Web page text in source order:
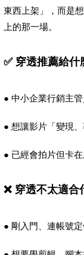
東西上架」，而是
上的那一場。
✅ 穿透推薦給什
● 中小企業行銷主
● 想讓影片「變現
● 已經會拍片但卡
❌ 穿透不太適合
● 剛入門、連帳號